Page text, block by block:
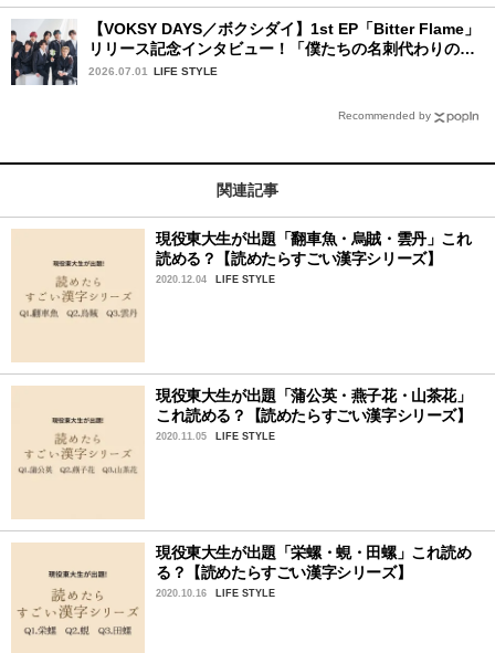
【VOKSY DAYS／ボクシダイ】1st EP「Bitter Flame」
リリース記念インタビュー！「僕たちの名刺代わりのよ
うなアルバム」
2026.07.01 LIFE STYLE
Recommended by
関連記事
現役東大生が出題「翻車魚・烏賊・雲丹」これ
読める？【読めたらすごい漢字シリーズ】
2020.12.04 LIFE STYLE
現役東大生が出題「蒲公英・燕子花・山茶花」
これ読める？【読めたらすごい漢字シリーズ】
2020.11.05 LIFE STYLE
現役東大生が出題「栄螺・蜆・田螺」これ読め
る？【読めたらすごい漢字シリーズ】
2020.10.16 LIFE STYLE